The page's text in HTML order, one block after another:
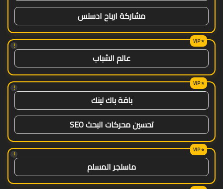
مشاركة ارباح ادسنس
!
عالم الشباب
!
باقة باك لينك
تحسين محركات البحث SEO
!
ماسنجر المسلم